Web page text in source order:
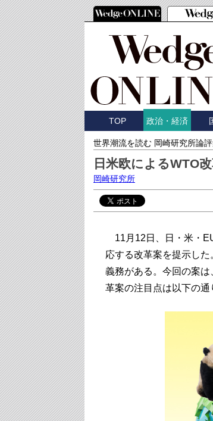
TOP 政治・経済
世界潮流を読む 岡崎研究所論
日米欧によるWTO
岡崎研究所
11月12日、日・米・
応する改革案を提示し
義務がある。今回の案
革案の注目点は以下の通